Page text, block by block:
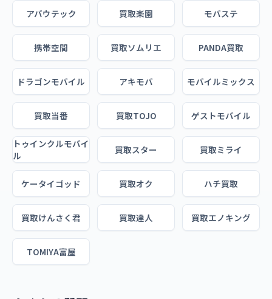
アバウテック 買取楽園 モバステ
携帯空間 買取ソムリエ PANDA買取
ドラゴンモバイル アキモバ モバイルミックス
買取当番 買取TOJO ゲストモバイル
トゥインクルモバイ
ル
買取スター 買取ミライ
ケータイゴッド 買取オク ハチ買取
買取けんさく君 買取達人 買取エノキング
TOMIYA富屋